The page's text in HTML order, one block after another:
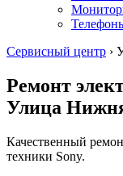
Сервисный центр ›
Ремонт
Улица
Качественный
техники Sony.